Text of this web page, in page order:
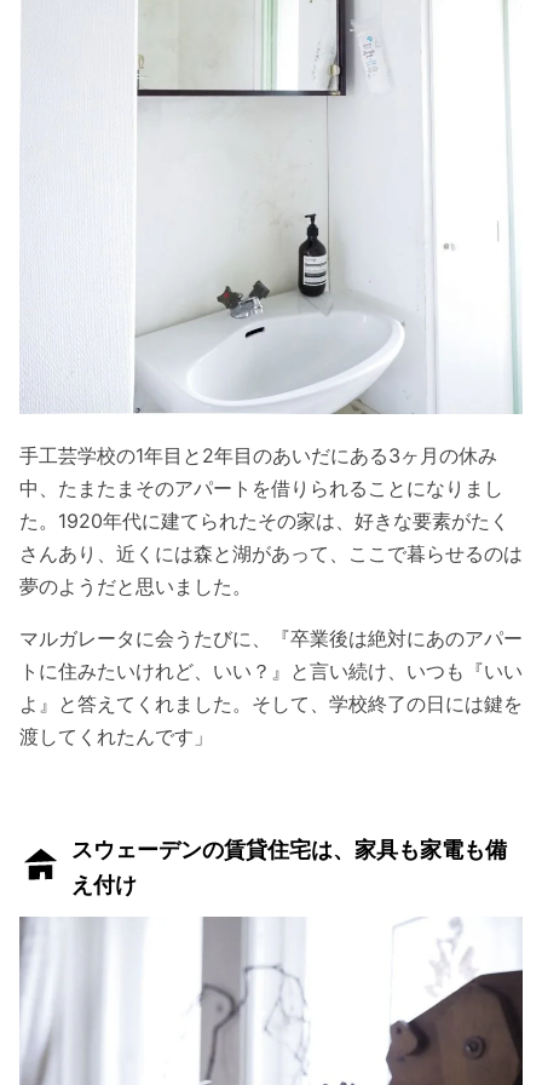
手工芸学校の1年目と2年目のあいだにある3ヶ月の休み
中、たまたまそのアパートを借りられることになりまし
た。1920年代に建てられたその家は、好きな要素がたく
さんあり、近くには森と湖があって、ここで暮らせるのは
夢のようだと思いました。
マルガレータに会うたびに、『卒業後は絶対にあのアパー
トに住みたいけれど、いい？』と言い続け、いつも『いい
よ』と答えてくれました。そして、学校終了の日には鍵を
渡してくれたんです」
スウェーデンの賃貸住宅は、家具も家電も備
え付け